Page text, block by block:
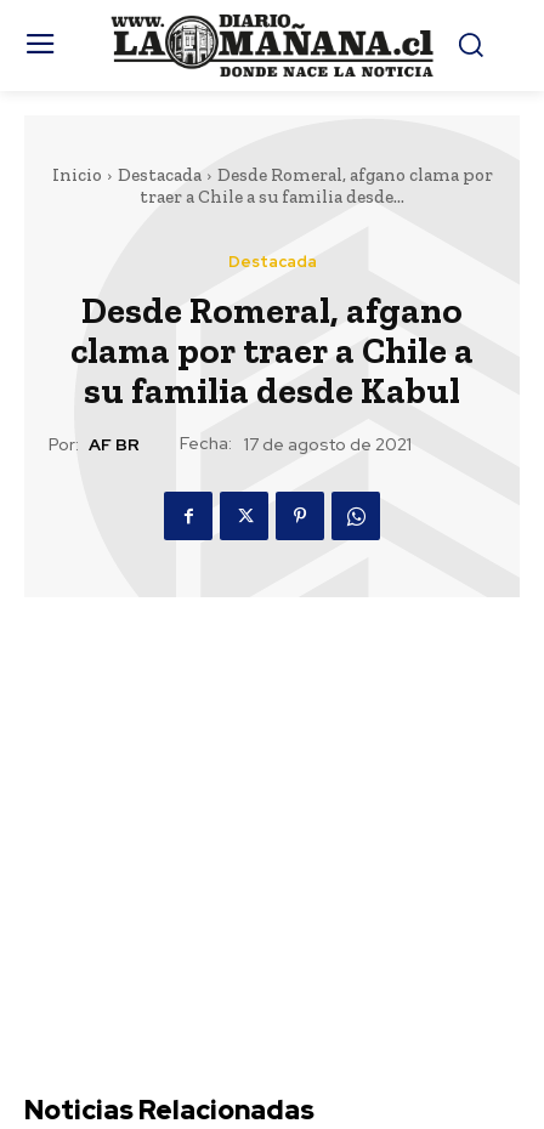
Inicio Destacada
Desde Romeral, afgano clama por
traer a Chile a su familia desde...
Destacada
Desde Romeral, afgano
clama por traer a Chile a
su familia desde Kabul
Por: AF BR Fecha: 17 de agosto de 2021
Noticias Relacionadas